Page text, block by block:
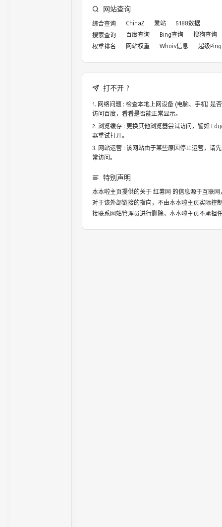
网站查询
综合查询 ChinaZ 爱站
5188数据
搜索查询
百度查询 Bing查询
搜狗查询
权重排名
网站权重 Whois信息 超级Ping
打不开 ?
网络问题 : 检查本地上网设备 (电脑、手机) 是
访问百度，看看是否能正常显示。
浏览缓存 : 更换其他浏览器尝试访问，譬如
器重试打开。
网站运营 : 该网站由于某些原因停止运营，请
常访问。
特别声明
本本啦主页提供的关于红薯网 的信息源于互联
对于该外部链接的指向，不由本本啦主页实际控
接联系网站管理员进行删除，本本啦主页不承担